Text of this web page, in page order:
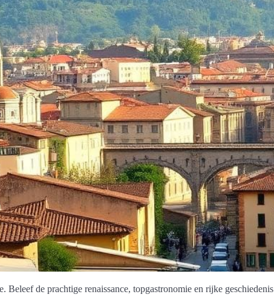
Beleef de prachtige renaissance, topgastronomie en rijke